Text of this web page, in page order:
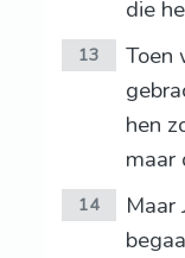
die
13
Toen
hen
maar
14
Maar